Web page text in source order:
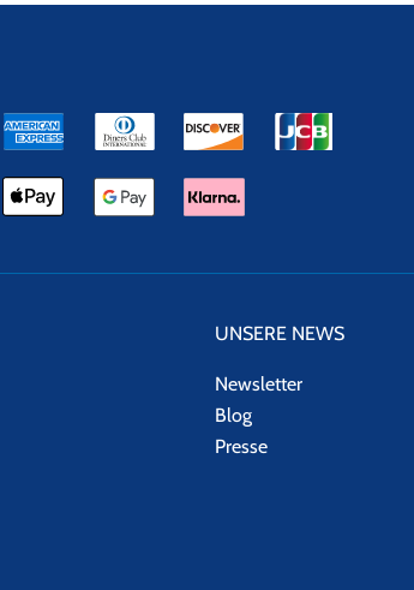
UNSERE NEWS
Newsletter
Blog
Presse